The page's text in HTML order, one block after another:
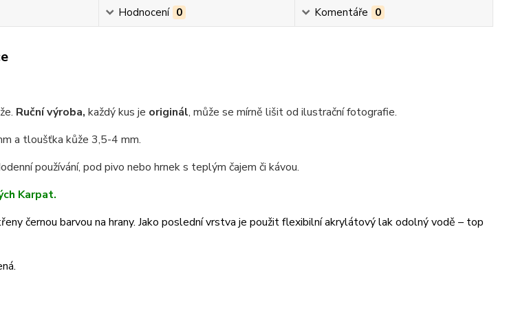
Hodnocení 0 Komentáře 0
Ruční výroba, každý kus je originál, může se mírně lišit od ilustrační fotografie.
a tloušťka kůže 3,5-4 mm.
používání, pod pivo nebo hrnek s teplým čajem či kávou.
Karpat.
černou barvou na hrany. Jako poslední vrstva je použit flexibilní akrylátový lak odolný vodě – top